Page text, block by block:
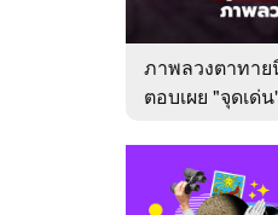
ภาพลวงตาทา
ตอบเผย "จุดเด่